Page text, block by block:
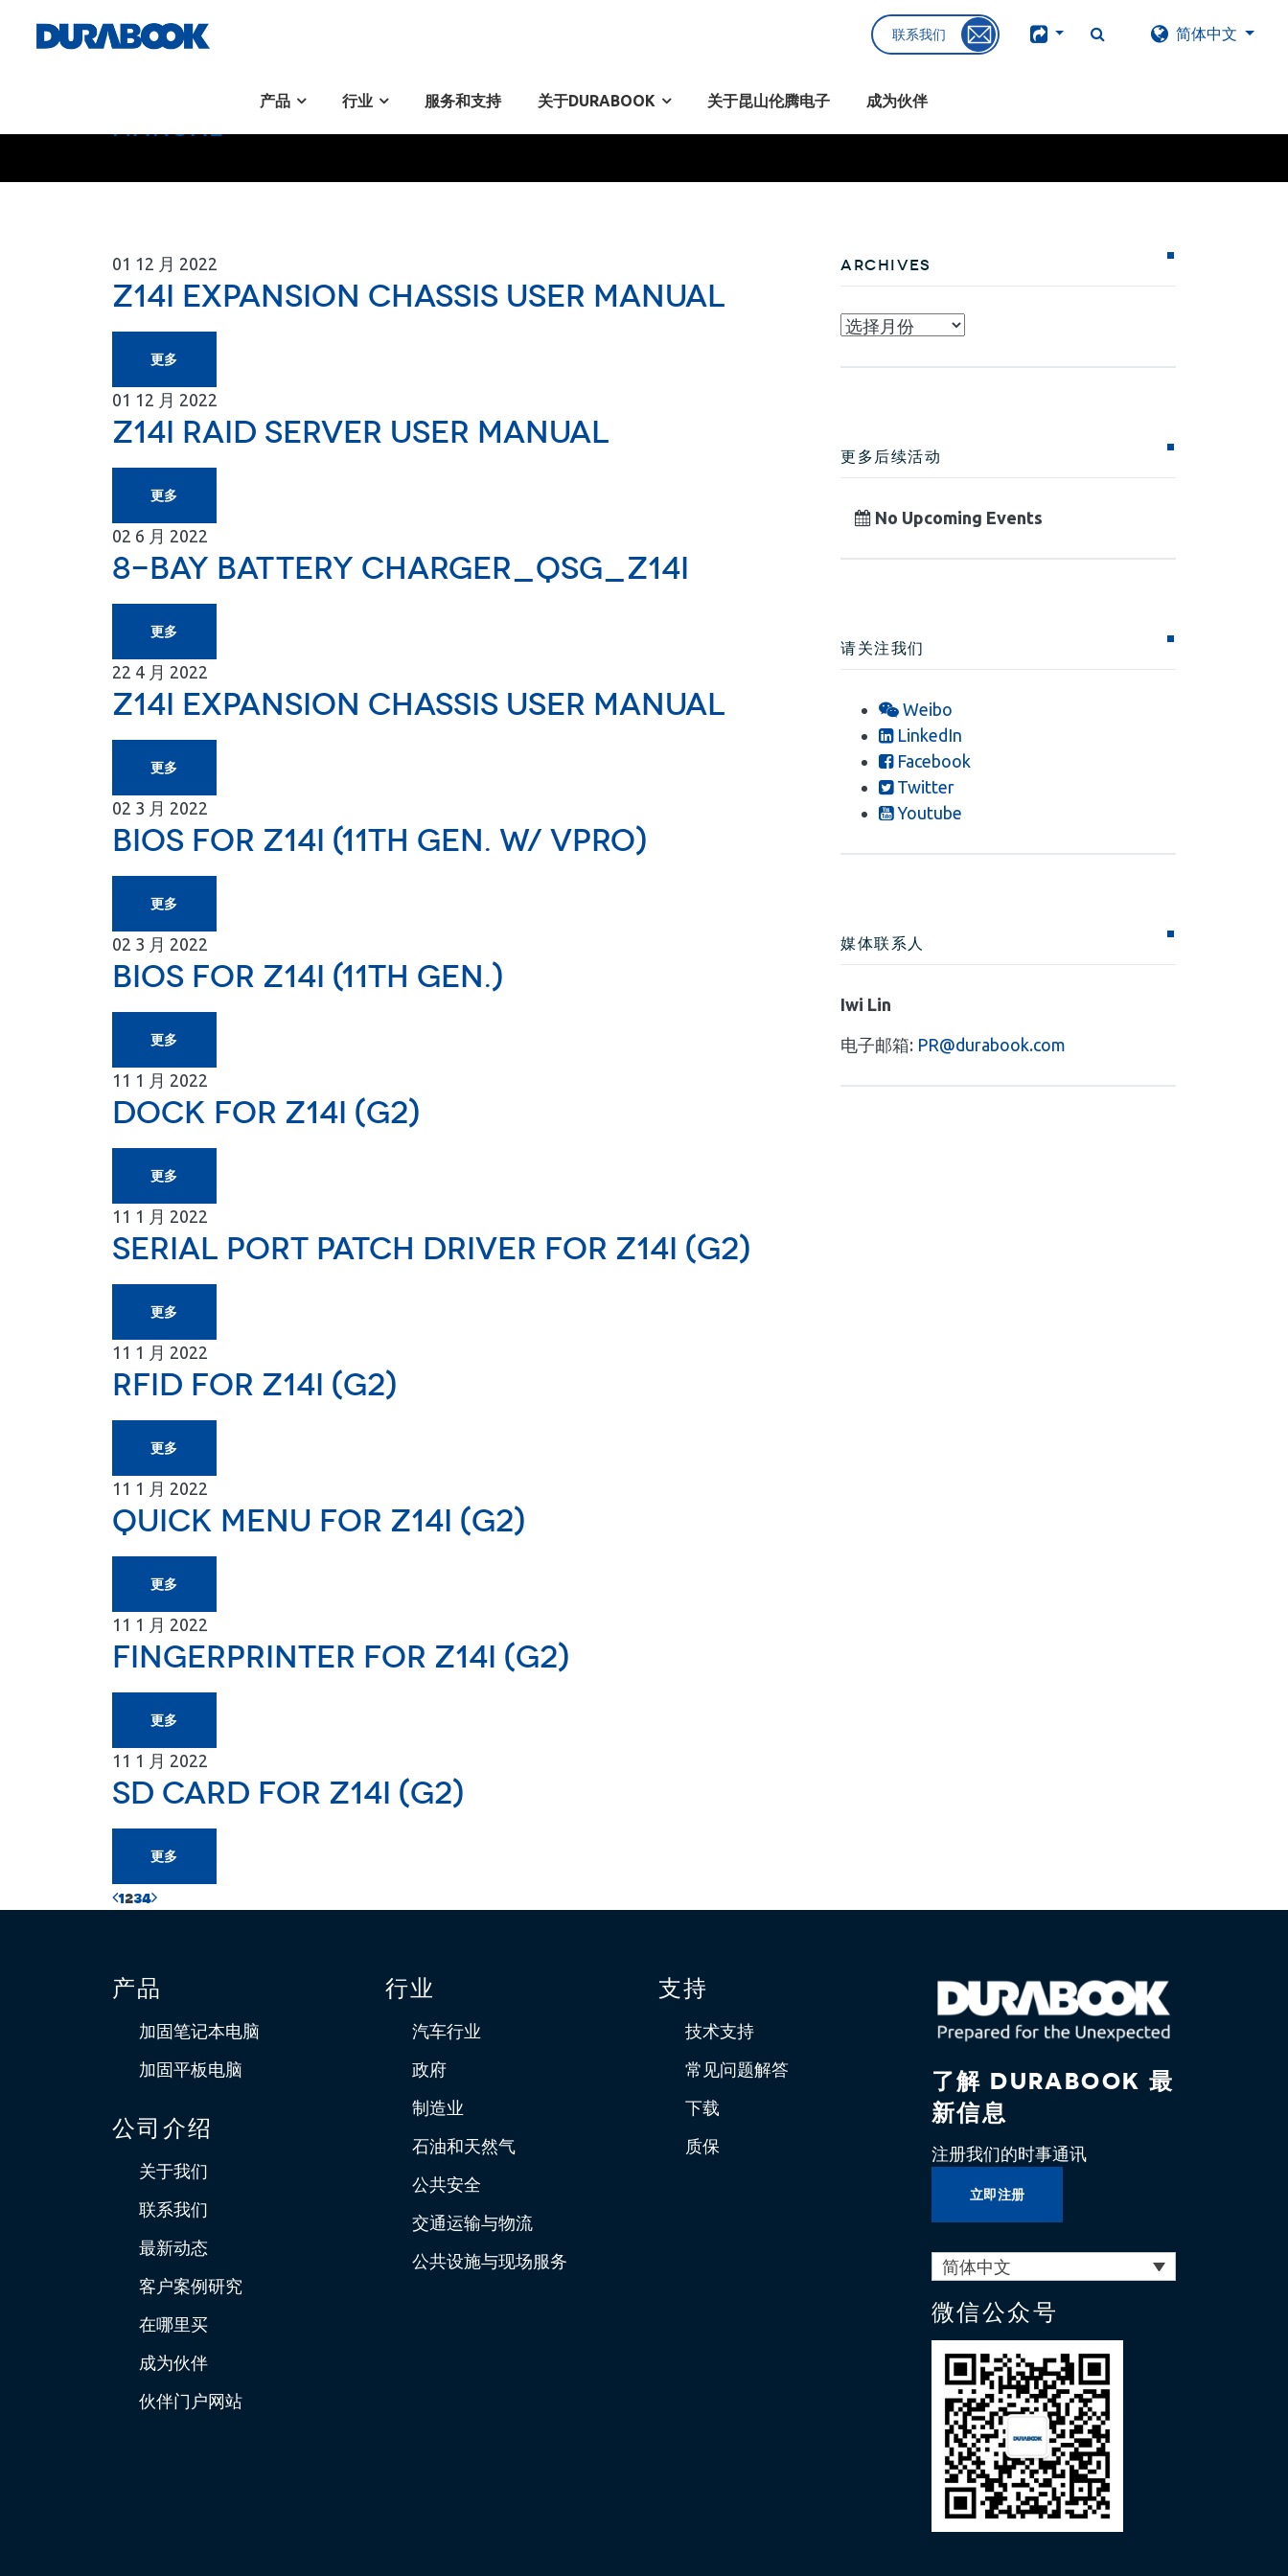
联系我们 简体中文
产品 行业 服务和支持 关于DURABOOK 关于昆山伦腾电子 成为伙伴
Z14I Expansion Chassis User
Manual
01 12 月 2022
Z14I Expansion Chassis User Manual
更多
01 12 月 2022
Z14I RAID Server User Manual
更多
02 6 月 2022
8-Bay Battery Charger_QSG_Z14I
更多
22 4 月 2022
Z14I Expansion Chassis User Manual
更多
02 3 月 2022
BIOS for Z14I (11th Gen. w/ vPRO)
更多
02 3 月 2022
BIOS for Z14I (11th Gen.)
更多
11 1 月 2022
Dock for Z14I (G2)
更多
11 1 月 2022
Serial port patch driver for Z14I (G2)
更多
11 1 月 2022
RFID for Z14I (G2)
更多
11 1 月 2022
Quick Menu for Z14I (G2)
更多
11 1 月 2022
FingerPrinter for Z14I (G2)
更多
11 1 月 2022
SD card for Z14I (G2)
更多
1234
Archives
Archives
更多后续活动
No Upcoming Events
请关注我们
Weibo
LinkedIn
Facebook
Twitter
Youtube
媒体联系人
Iwi Lin
电子邮箱: PR@durabook.com
产品
加固笔记本电脑
加固平板电脑
公司介绍
关于我们
联系我们
最新动态
客户案例研究
在哪里买
成为伙伴
伙伴门户网站
行业
汽车行业
政府
制造业
石油和天然气
公共安全
交通运输与物流
公共设施与现场服务
支持
技术支持
常见问题解答
下载
质保
了解 DURABOOK 最
新信息
注册我们的时事通讯
立即注册
简体中文
微信公众号